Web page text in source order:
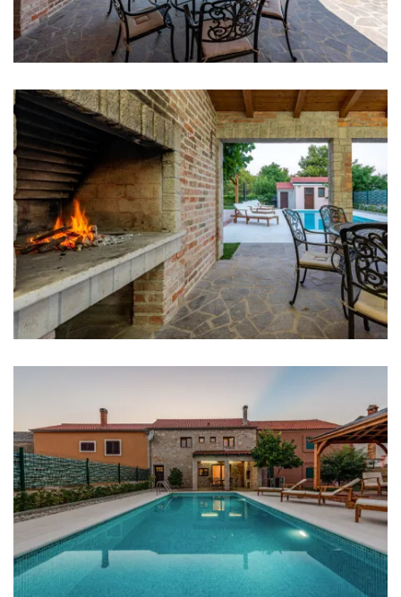
Perilica rublja
Sušilica rublja
Sušilo za kosu
Ručnici
Kuhinja
Štednjak
Pećnica
Mikrovalna
Ledomat
Aparat za kavu